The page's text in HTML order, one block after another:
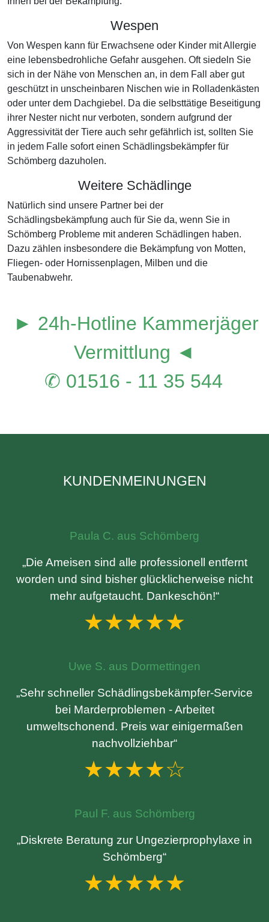
Wespen
Von Wespen kann für Erwachsene oder Kinder mit Allergie
eine lebensbedrohliche Gefahr ausgehen. Oft siedeln Sie
sich in der Nähe von Menschen an, in dem Fall aber gut
geschützt in unscheinbaren Nischen wie in Rolladenkästen
oder unter dem Dachgiebel. Da die selbsttätige Beseitigung
ihrer Nester nicht nur verboten, sondern aufgrund der
Aggressivität der Tiere auch sehr gefährlich ist, sollten Sie
in jedem Falle sofort einen Schädlingsbekämpfer für
Schömberg dazuholen.
Weitere Schädlinge
Natürlich sind unsere Partner bei der
Schädlingsbekämpfung auch für Sie da, wenn Sie in
Schömberg Probleme mit anderen Schädlingen haben.
Dazu zählen insbesondere die Bekämpfung von Motten,
Fliegen- oder Hornissenplagen, Milben und die
Taubenabwehr.
► 24h-Hotline Kammerjäger
Vermittlung ◄
✆ 01516 - 11 35 544
KUNDENMEINUNGEN
Paula C. aus Schömberg
„Die Ameisen sind alle professionell entfernt
worden und sind bisher glücklicherweise nicht
mehr aufgetaucht. Dankeschön!“
★★★★★
Uwe S. aus Dormettingen
„Sehr schneller Schädlingsbekämpfer-Service
bei Marderproblemen - Arbeitet
umweltschonend. Preis war einigermaßen
nachvollziehbar“
★★★★☆
Paul F. aus Schömberg
„Diskrete Beratung zur Ungezierprophylaxe in
Schömberg“
★★★★★